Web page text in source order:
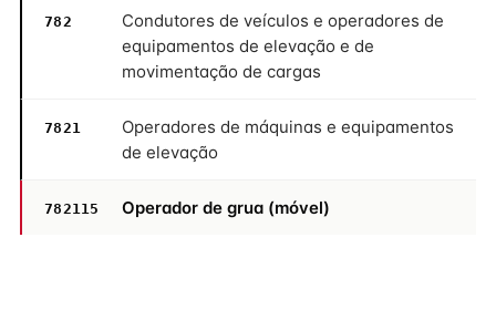
782
Condutores de veículos e operadores de
equipamentos de elevação e de
movimentação de cargas
7821
Operadores de máquinas e equipamentos
de elevação
782115 Operador de grua (móvel)